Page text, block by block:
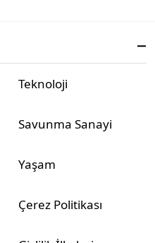
Teknoloji
Savunma Sanayi
Yaşam
Çerez Politikası